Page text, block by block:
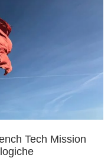
Tech Mission